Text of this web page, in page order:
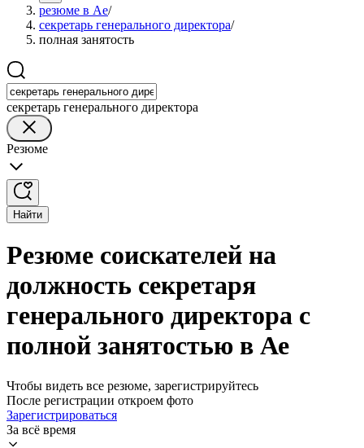
резюме в Ае/
секретарь генерального директора/
полная занятость
секретарь генерального директора
Резюме
Найти
Резюме соискателей на
должность секретаря
генерального директора с
полной занятостью в Ае
Чтобы видеть все резюме, зарегистрируйтесь
После регистрации откроем фото
Зарегистрироваться
За всё время